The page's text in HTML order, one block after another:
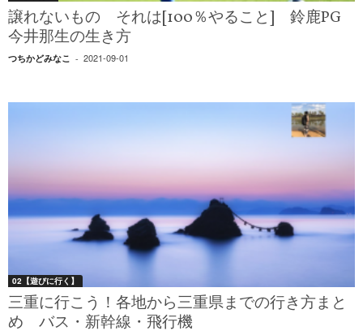
譲れないもの それは[100％やること] 鈴鹿PG
今井那生の生き方
つちかどみなこ - 2021-09-01
02【遊びに行く】
三重に行こう！各地から三重県までの行き方まと
め バス・新幹線・飛行機